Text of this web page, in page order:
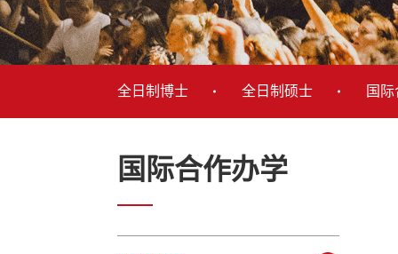
全日制博士 全日制硕士 国
国际合作办学